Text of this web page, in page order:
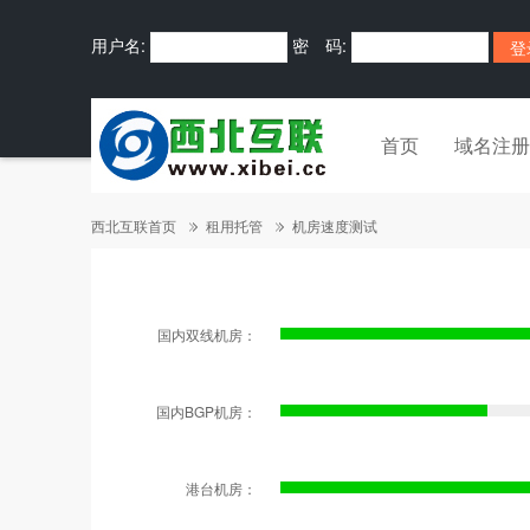
用户名: 密 码:
首页 域名注册
西北互联首页 租用托管 机房速度测试
国内双线机房：
国内BGP机房：
港台机房：